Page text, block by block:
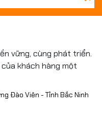
vững, cùng phát triển.
khách hàng một
Đào Viên - Tỉnh Bắc Ninh